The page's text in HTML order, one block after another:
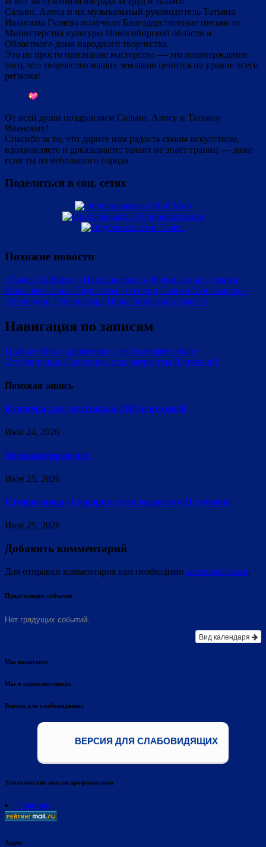
Сальви, Алиса и их музыкальный руководитель Татьяна
Ивановна Гуляева получили Благодарственные письма от
Министерства культуры Новосибирской области и
Областного дома народного творчества.
Это не просто признание мастерства — это подтверждение
того, что творчество наших земляков ценится на уровне всего
региона!
От всей души поздравляем Сальви, Алису и Татьяну
Ивановну!
Спасибо за то, что дарите нам радость своим искусством,
вдохновляете и доказываете: талант не знает границ — даже
если ты из небольшого города.
Поделиться в соц. сетях
Похожие новости
«Голоса Сибири» «Народов много- Родина одна!» Алиса
Малышева стала Лауреатом I степени Сальви Монасыпова-
стипендиат Губернатора Новосибирской области!
Навигация по записям
Группа«Никто кроме нас» зажгла на фестивале
Студия танца «Сюрприз» стал лауреатом II степени!
Похожая запись
Культура для участников СВО и их семей
Июл 24, 2026
Морской переполох
Июн 25, 2026
Студия танца «Сюрприз» стал лауреатом II степени!
Июн 25, 2026
Добавить комментарий
Для отправки комментария вам необходимо авторизоваться.
Предстоящие события
Нет грядущих событий.
Вид календаря
Мы вконтакте
Мы в одноклассниках
Версия для слабовидящих
ВЕРСИЯ ДЛЯ СЛАБОВИДЯЩИХ
Тематические недели профилактики
Главная
Адрес